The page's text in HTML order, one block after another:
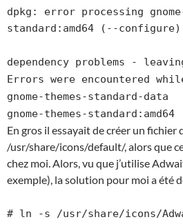
dpkg: error processing
standard:amd64 (--
dependency problems -
Errors were encountered
gnome-themes-standard-data
gnome-themes-standard:amd64
En gros il essayait de créer un fichier
/usr/share/icons/default/, alors que
chez moi. Alors, vu que j’utilise
exemple), la solution pour moi a été
# ln -s /usr/share/icons/